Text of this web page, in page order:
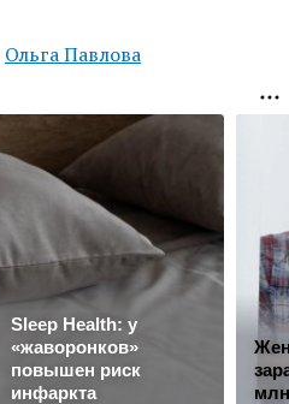
Ольга Павлова
Sleep Health: у
«жаворонков»
повышен риск
инфаркта